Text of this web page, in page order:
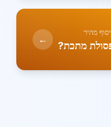
מהיר
מתכת? ←